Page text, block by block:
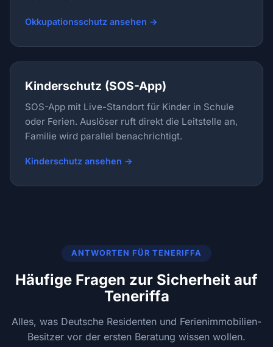
Okkupationsschutz ansehen →
Kinderschutz (SOS-App)
SOS-App mit Live-Standort für Kinder in Schule
oder Ferien. Auslöser ruft direkt die Leitstelle an,
Familie wird parallel benachrichtigt.
Kinderschutz ansehen →
ANTWORTEN FÜR TENERIFFA
Häufige Fragen zur Sicherheit auf
Teneriffa
Alles, was Deutsche Residenten und Ferienimmobilien-
Besitzer vor der ersten Beratung wissen wollen.